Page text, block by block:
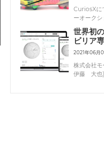
CuriosXに
ーオーク
す。イタ
ノ・ロナ
クが登場。
世界初
ビリア
ムが登場
2021年06月
株式会社モ
伊藤 大也)